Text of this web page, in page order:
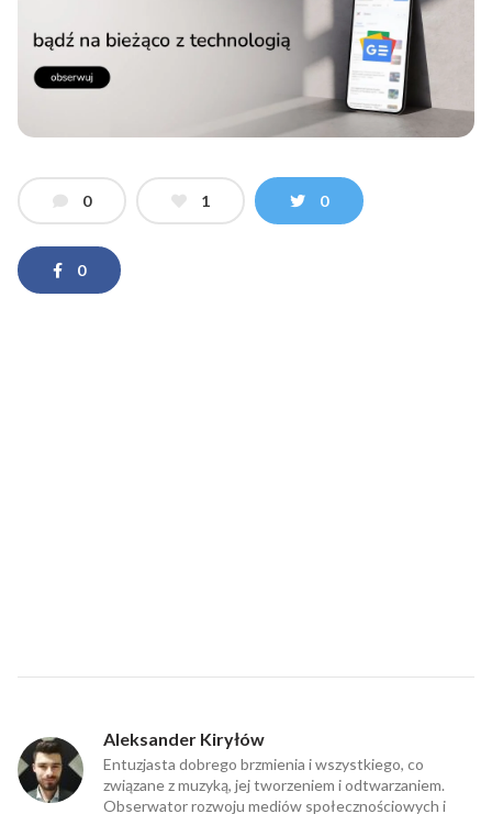
0 1 0
0
Aleksander Kiryłów
Entuzjasta dobrego brzmienia i wszystkiego, co
związane z muzyką, jej tworzeniem i odtwarzaniem.
Obserwator rozwoju mediów społecznościowych i